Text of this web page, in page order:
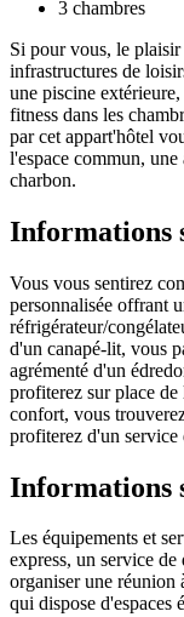
3 chambres
Si pour vous, le plaisir
infrastructures de
une piscine
fitness dans les
par cet appart'hôtel
l'espace commun, une
charbon.
Informations
Vous vous sentirez
personnalisée offrant
réfrigérateur/
d'un canapé-lit, vous
agrémenté d'un
profiterez sur place
confort, vous
profiterez d'un service
Informations
Les équipements et
express, un service
organiser une réunion
qui dispose d'espaces